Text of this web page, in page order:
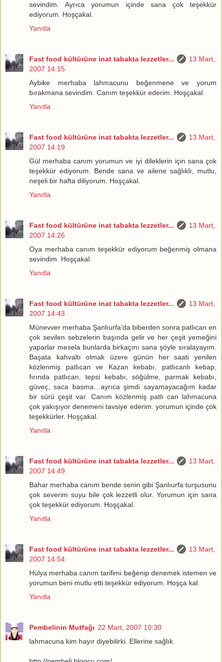
sevindim. Ayrıca yorumun içinde sana çok teşekkür
ediyorum. Hoşçakal.
Yanıtla
Fast food kültürüne inat tabakta lezzetler...
13 Mart,
2007 14:15
Aybike merhaba lahmacunu beğenmene ve yorum
bırakmana sevindim. Canım teşekkür ederim. Hoşçakal.
Yanıtla
Fast food kültürüne inat tabakta lezzetler...
13 Mart,
2007 14:19
Gül merhaba canım yorumun ve iyi dileklerin için sana çok
teşekkür ediyorum. Bende sana ve ailene sağlıklı, mutlu,
neşeli bir hafta diliyorum. Hoşçakal.
Yanıtla
Fast food kültürüne inat tabakta lezzetler...
13 Mart,
2007 14:26
Oya merhaba canım teşekkür ediyorum beğenmiş olmana
sevindim. Hoşçakal.
Yanıtla
Fast food kültürüne inat tabakta lezzetler...
13 Mart,
2007 14:43
Münevver merhaba Şanlıurfa’da biberden sonra patlıcan en
çok sevilen sebzelerin başında gelir ve her çeşit yemeğini
yaparlar mesela bunlarda birkaçını sana şöyle sıralayayım.
Başata kahvaltı olmak üzere günün her saati yenilen
közlenmiş patlıcan ve Kazan kebabı, patlıcanlı kebap,
fırında patlıcan, tepsi kebabı, söğülme, parmak kebabı,
güveç, saca basma…ayrıca şimdi sayamayacağım kadar
bir sürü çeşit var. Canım közlenmiş patlı can lahmacuna
çok yakışıyor denemeni tavsiye ederim. yorumun içinde çok
teşekkürler. Hoşçakal.
Yanıtla
Fast food kültürüne inat tabakta lezzetler...
13 Mart,
2007 14:49
Bahar merhaba canım bende senin gibi Şanlıurfa turşusunu
çok severim suyu bile çok lezzetli olur. Yorumun için sana
çok teşekkür ediyorum. Hoşçakal.
Yanıtla
Fast food kültürüne inat tabakta lezzetler...
13 Mart,
2007 14:54
Hülya merhaba canım tarifimi beğenip denemek istemen ve
yorumun beni mutlu etti teşekkür ediyorum. Hoşça kal.
Yanıtla
Pembelinin Mutfağı 22 Mart, 2007 10:30
lahmacuna kim hayır diyebilirki. Ellerine sağlık.